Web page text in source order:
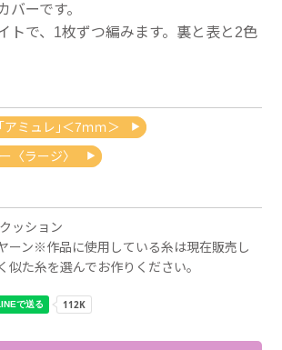
バーです。
トで、1枚ずつ編みます。裏と表と2色
アミュレ｣＜7ｍｍ＞
〈ラージ〉
ッション
ーン※作品に使用している糸は現在販売し
似た糸を選んでお作りください。